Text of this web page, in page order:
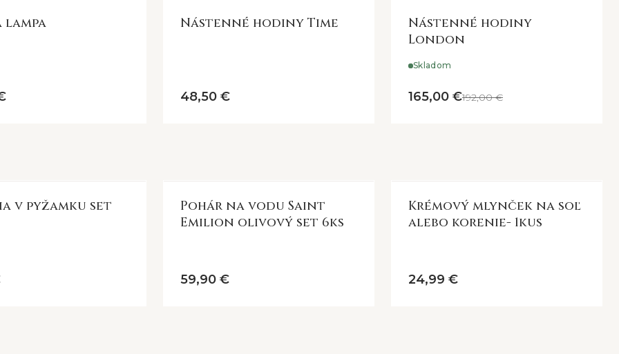
Nástenné hodiny Time
48,50 €
Nástenné hodiny
London
Skladom
165,00 €192,00 €
v pyžamku set
Pohár na vodu Saint
Emilion olivový set 6ks
59,90 €
Krémový mlynček na soľ
alebo korenie- 1kus
24,99 €